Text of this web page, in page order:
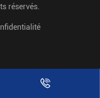
réservés.
